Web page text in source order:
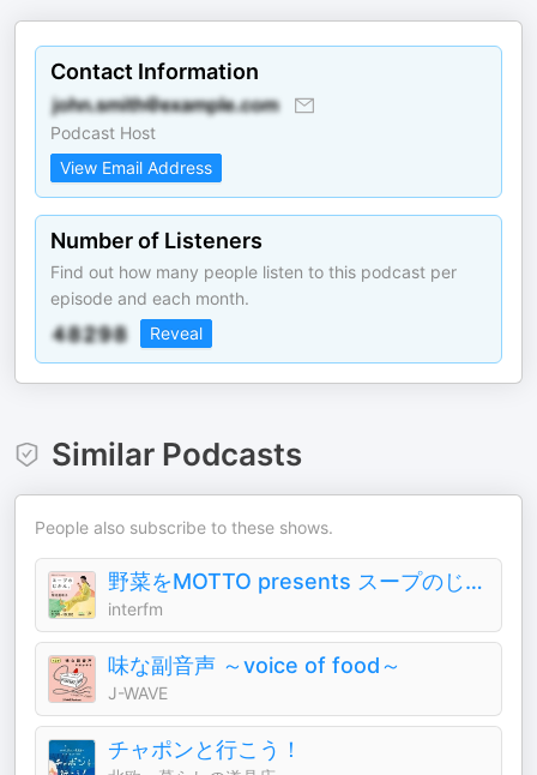
Contact Information
Podcast Host
View Email Address
Number of Listeners
Find out how many people listen to this podcast per
episode and each month.
Reveal
Similar Podcasts
People also subscribe to these shows.
野菜をMOTTO presents スープのじかん。
interfm
味な副音声 ～voice of food～
J-WAVE
チャポンと行こう！